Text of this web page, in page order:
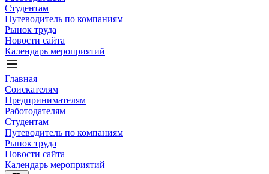
Студентам
Путеводитель по компаниям
Рынок труда
Новости сайта
Календарь мероприятий
Главная
Соискателям
Предпринимателям
Работодателям
Студентам
Путеводитель по компаниям
Рынок труда
Новости сайта
Календарь мероприятий